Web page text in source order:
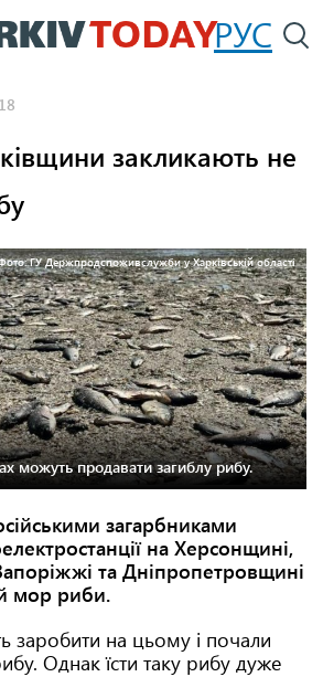
Перейти
до
РУС
закликають не
ГУ Держпродспоживслужби у Харківській області
можуть продавати загиблу рибу.
загарбниками
на Херсонщині,
та Дніпропетровщині
мор риби.
заробити на цьому і почали
Однак їсти таку рибу дуже